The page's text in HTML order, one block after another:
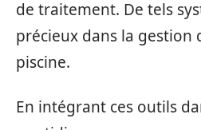
de traitement. De tels
précieux dans la gestion
piscine.
En intégrant ces outils